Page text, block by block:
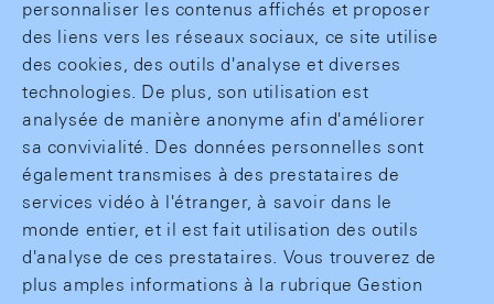
personnaliser les contenus affichés et proposer
des liens vers les réseaux sociaux, ce site utilise
des cookies, des outils d'analyse et diverses
technologies. De plus, son utilisation est
analysée de manière anonyme afin d'améliorer
sa convivialité. Des données personnelles sont
également transmises à des prestataires de
services vidéo à l'étranger, à savoir dans le
monde entier, et il est fait utilisation des outils
d'analyse de ces prestataires. Vous trouverez de
plus amples informations à la rubrique Gestion